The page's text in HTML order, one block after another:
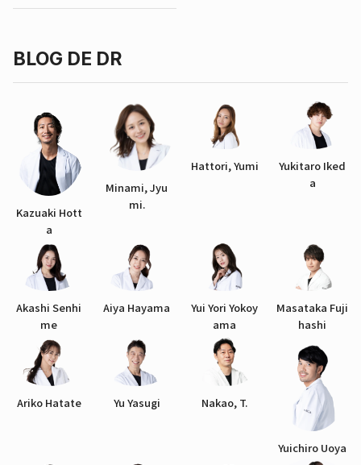
BLOG DE DR
Kazuaki Hott
a
Minami, Jyu
mi.
Hattori, Yumi
Yukitaro Iked
a
Akashi Senhi
me
Aiya Hayama
Yui Yori Yokoy
ama
Masataka Fuji
hashi
Ariko Hatate Yu Yasugi Nakao, T.
Yuichiro Uoya